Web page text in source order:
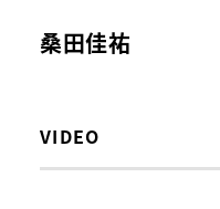
桑田佳祐
VIDEO